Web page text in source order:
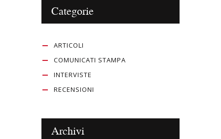
Categorie
ARTICOLI
COMUNICATI STAMPA
INTERVISTE
RECENSIONI
Archivi